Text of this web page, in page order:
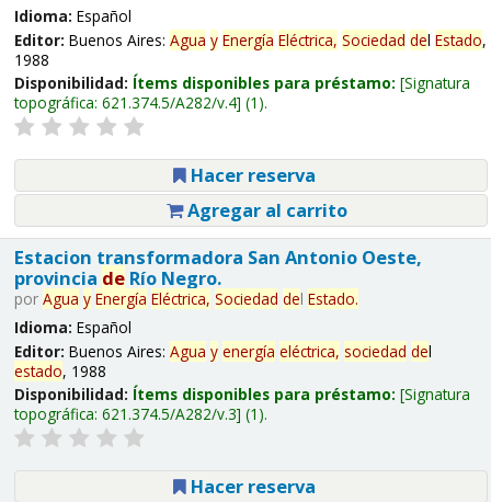
Idioma: Español
Editor: Buenos Aires: Agua y Energía Eléctrica, Sociedad del Estado,
1988
Disponibilidad: Ítems disponibles para préstamo: Signatura
topográfica: 621.374.5/A282/v.4 (1).
Hacer reserva
Agregar al carrito
Estacion transformadora San Antonio Oeste,
provincia deRío Negro.
por Agua y Energía Eléctrica, Sociedad del Estado.
Idioma: Español
Editor: Buenos Aires: Agua y energía eléctrica, sociedad del
estado, 1988
Disponibilidad: Ítems disponibles para préstamo: Signatura
topográfica: 621.374.5/A282/v.3 (1).
Hacer reserva